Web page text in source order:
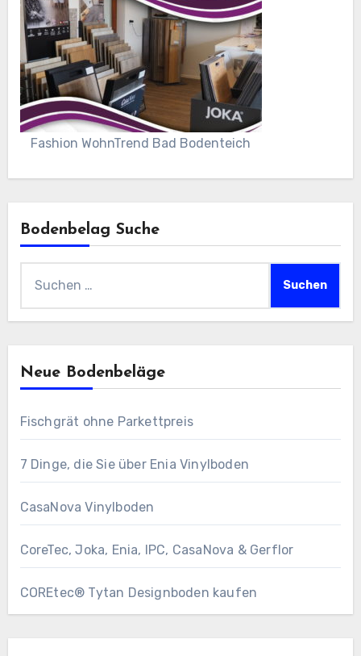
Fashion WohnTrend Bad Bodenteich
Bodenbelag Suche
nach:
Neue Bodenbeläge
Fischgrät ohne Parkettpreis
7 Dinge, die Sie über Enia Vinylboden
CasaNova Vinylboden
CoreTec, Joka, Enia, IPC, CasaNova & Gerflor
COREtec® Tytan Designboden kaufen